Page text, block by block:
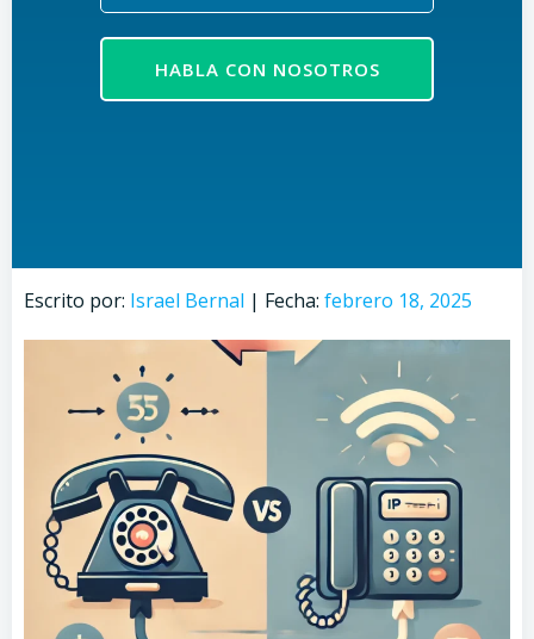
HABLA CON NOSOTROS
Escrito por: Israel Bernal | Fecha: febrero 18, 2025